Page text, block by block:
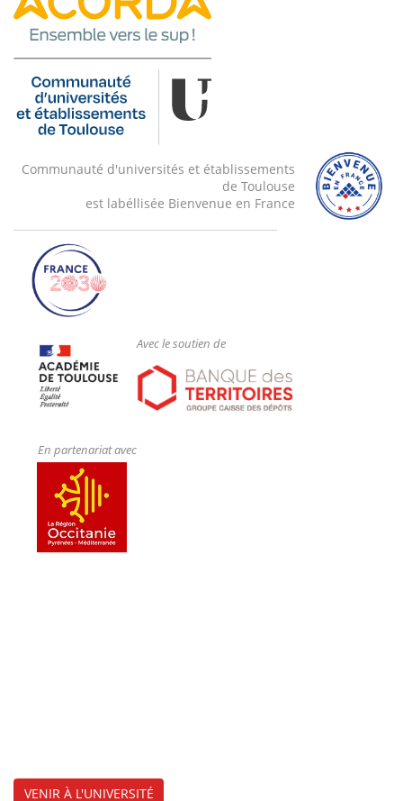
Communauté d'universités et établissements
de Toulouse
est labéllisée Bienvenue en France
Avec le soutien de
En partenariat avec
VENIR À L'UNIVERSITÉ